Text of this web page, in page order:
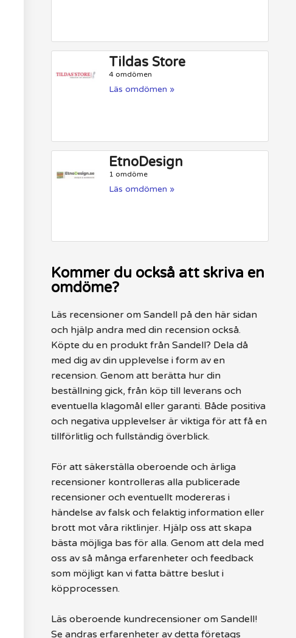
Tildas Store
4 omdömen
Läs omdömen »
EtnoDesign
1 omdöme
Läs omdömen »
Kommer du också att skriva en
omdöme?
Läs recensioner om Sandell på den här sidan
och hjälp andra med din recension också.
Köpte du en produkt från Sandell? Dela då
med dig av din upplevelse i form av en
recension. Genom att berätta hur din
beställning gick, från köp till leverans och
eventuella klagomål eller garanti. Både positiva
och negativa upplevelser är viktiga för att få en
tillförlitlig och fullständig överblick.
För att säkerställa oberoende och ärliga
recensioner kontrolleras alla publicerade
recensioner och eventuellt modereras i
händelse av falsk och felaktig information eller
brott mot våra riktlinjer. Hjälp oss att skapa
bästa möjliga bas för alla. Genom att dela med
oss av så många erfarenheter och feedback
som möjligt kan vi fatta bättre beslut i
köpprocessen.
Läs oberoende kundrecensioner om Sandell!
Se andras erfarenheter av detta företags